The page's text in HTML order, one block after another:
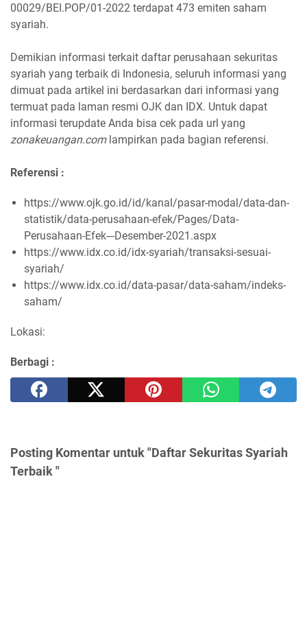
00029/BEI.POP/01-2022 terdapat 473 emiten saham
syariah.
Demikian informasi terkait daftar perusahaan sekuritas
syariah yang terbaik di Indonesia, seluruh informasi yang
dimuat pada artikel ini berdasarkan dari informasi yang
termuat pada laman resmi OJK dan IDX. Untuk dapat
informasi terupdate Anda bisa cek pada url yang
zonakeuangan.comlampirkan pada bagian referensi.
Referensi :
https://www.ojk.go.id/id/kanal/pasar-modal/data-dan-
statistik/data-perusahaan-efek/Pages/Data-
Perusahaan-Efek---Desember-2021.aspx
https://www.idx.co.id/idx-syariah/transaksi-sesuai-
syariah/
https://www.idx.co.id/data-pasar/data-saham/indeks-
saham/
Lokasi:
Berbagi :
Posting Komentar untuk "Daftar Sekuritas Syariah
Terbaik "